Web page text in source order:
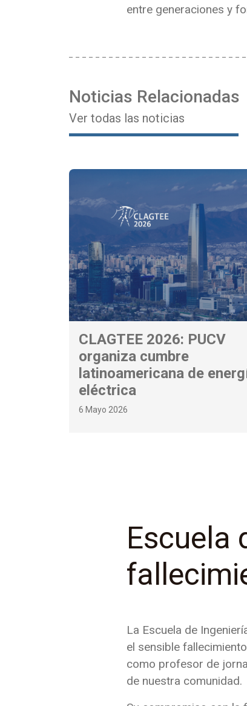
entre generaciones y
Noticias Relacionadas
Ver todas las noticias
CLAGTEE 2026: PUCV
organiza cumbre
latinoamericana de
eléctrica
6 Mayo 2026
Escuela
La Escuela de
el sensible
como profesor de
de nuestra comunidad.